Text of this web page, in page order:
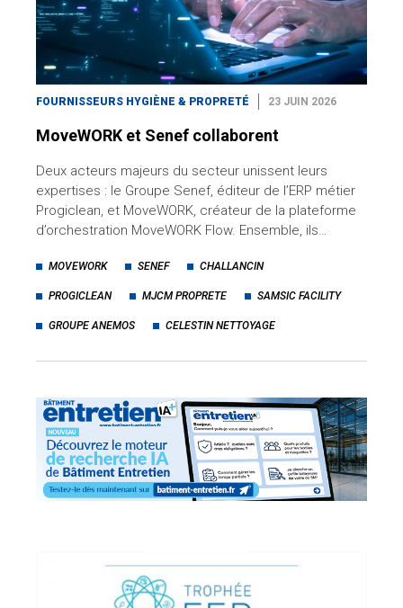
FOURNISSEURS HYGIÈNE & PROPRETÉ 23 JUIN 2026
MoveWORK et Senef collaborent
Deux acteurs majeurs du secteur unissent leurs
expertises : le Groupe Senef, éditeur de l’ERP métier
Progiclean, et MoveWORK, créateur de la plateforme
d’orchestration MoveWORK Flow. Ensemble, ils…
MOVEWORK SENEF CHALLANCIN
PROGICLEAN MJCM PROPRETE SAMSIC FACILITY
GROUPE ANEMOS CELESTIN NETTOYAGE